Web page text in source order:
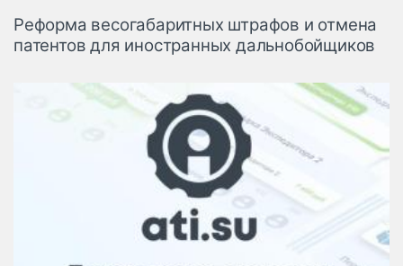
Реформа весогабаритных штрафов и отмена
патентов для иностранных дальнобойщиков